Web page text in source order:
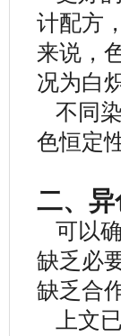
计配方
来说，
况为白
不同
色恒定
二、
可以
缺乏必
缺乏合作
上文